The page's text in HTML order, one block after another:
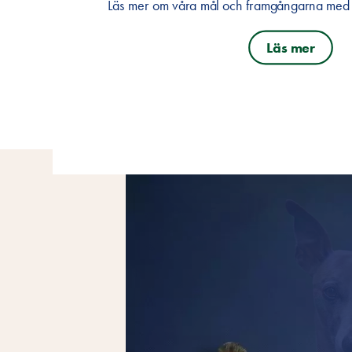
Läs mer om våra mål och framgångarna
Läs mer